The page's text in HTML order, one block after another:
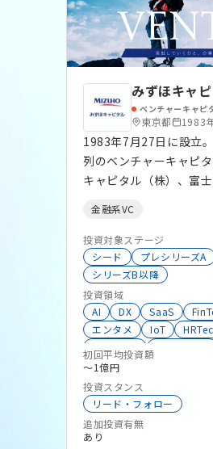
みずほキャ
ベンチャーキャピ
東京都 1983
1983年7月27日に設立
列のベンチャーキャピ
キャピタル（株）、富
フィナンシャルグルー
キャピタルとしてスタ
社数は900超。
金融系VC
投資対象ステージ
シード
プレシリーズA
シリーズB以降
投資領域
AI
DX SaaS
エンタメ
IoT
DeepTech
サステナビリティ
シェアリングエコノミー
ClimateTech
宇宙
サーキュラーエコノミー
生成系AI
初回平均投資額
〜1億円
投資スタンス
リード・フォロー
追加投資有無
あり